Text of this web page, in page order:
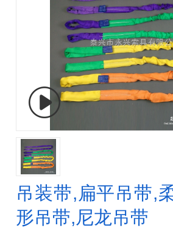
吊装带,扁平吊带,
形吊带,尼龙吊带